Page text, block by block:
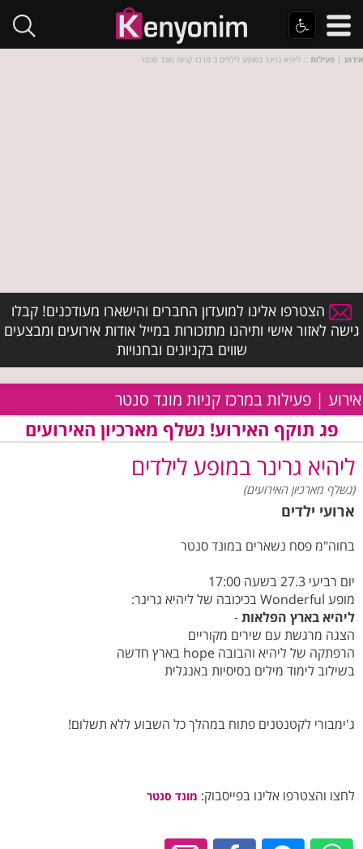
אירוע | פעילות :: ליהיא גרינר במופע לילדים ב מרכז קניות מונד סנטר
הצטרפו אלינו למועדון החברים והישארו מעודכנים! קבלו
גישה לאזור אישי ותיהנו מתזכורות במייל אודות אירועים ומבצעים
שווים בקניונים ובחנויות
אירוע | פעילות במרכז קניות מונד סנטר
פג תוקף האירוע! נשלף מארכיון האירועים
ליהיא גרינר במופע לילדים
(נשלף מארכיון האירועים)
ארועי ילדים
בחוה"מ פסח נשארים במונד סנטר
יום רביעי 27.3 בשעה 17:00
מופע Wonderful בכיכובה של ליהיא גרינר:
ליהיא בארץ הפלאות-
הצגה מרגשת עם שירים מקוריים
הרפתקה של ליהיא והבובה hope בארץ חדשה
בשילוב לימוד מילים בסיסיות באנגלית
ג'ימבורי לקטנטנים פתוח במהלך כל השבוע ללא תשלום!
לחצו והצטרפו אלינו בפייסבוק: מונד סנטר